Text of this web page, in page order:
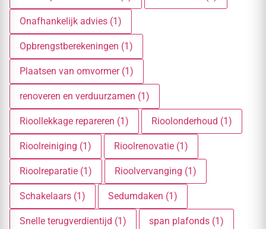
Onafhankelijk advies (1)
Opbrengstberekeningen (1)
Plaatsen van omvormer (1)
renoveren en verduurzamen (1)
Rioollekkage repareren (1) Rioolonderhoud (1)
Rioolreiniging (1) Rioolrenovatie (1)
Rioolreparatie (1) Rioolvervanging (1)
Schakelaars (1) Sedumdaken (1)
Snelle terugverdientijd (1) span plafonds (1)